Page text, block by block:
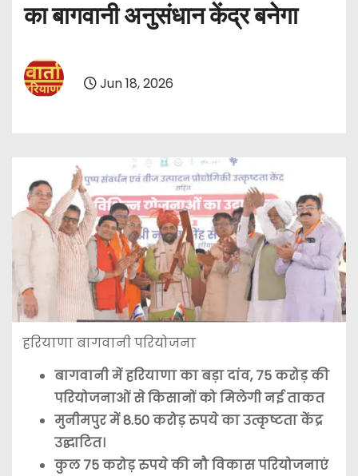
का बागवानी अनुसंधान केंद्र बनेगा
Jun 18, 2026
हरियाणा बागवानी परियोजना
बागवानी में हरियाणा का बड़ा दांव, 75 करोड़ की
परियोजनाओं से किसानों को मिलेगी नई ताकत
मुनीमपुर में 8.50 करोड़ रुपये का उत्कृष्टता केंद्र
उद्घाटित।
कुल 75 करोड़ रुपये की नौ विकास परियोजनाएं